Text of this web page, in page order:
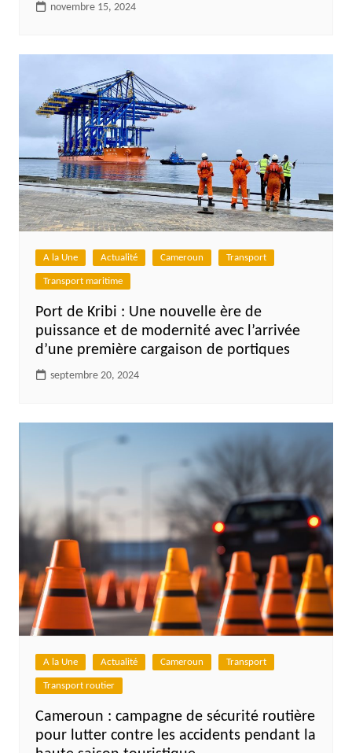
novembre 15, 2024
A la Une Actualité Cameroun Transport
Transport maritime
Port de Kribi : Une nouvelle ère de
puissance et de modernité avec l’arrivée
d’une première cargaison de portiques
septembre 20, 2024
A la Une Actualité Cameroun Transport
Transport routier
Cameroun : campagne de sécurité routière
pour lutter contre les accidents pendant la